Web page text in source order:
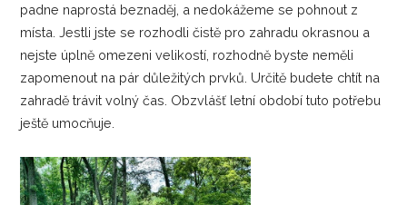
padne naprostá beznaděj, a nedokážeme se pohnout z
místa. Jestli jste se rozhodli čistě pro zahradu okrasnou a
nejste úplně omezeni velikostí, rozhodně byste neměli
zapomenout na pár důležitých prvků. Určitě budete chtít na
zahradě trávit volný čas. Obzvlášť letní období tuto potřebu
ještě umocňuje.